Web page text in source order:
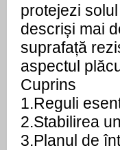
protejezi
descriși mai
suprafață
aspectul
Cuprins
1.Reguli
2.Stabilirea
3.Planul de